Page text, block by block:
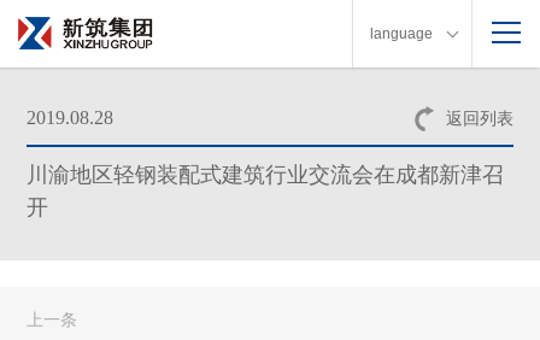
language
返回列表
2019.08.28
川渝地区轻钢装配式建筑行业交流会在成都新津召
开
上一条